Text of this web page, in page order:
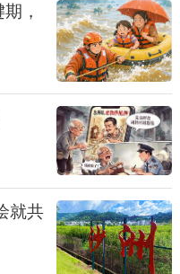
，
就共